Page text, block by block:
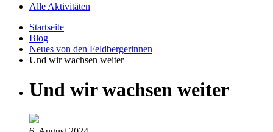
Alle Aktivitäten
Startseite
Blog
Neues von den Feldbergerinnen
Und wir wachsen weiter
Und wir wachsen weiter